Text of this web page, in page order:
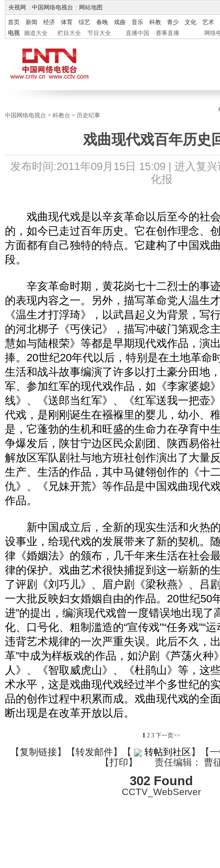
央视网 中国网络电视台 网站地图
首页 新闻 经济 体育 综艺 春晚 戏曲 音乐 科教 青少 文化
艺术
电视
频道大全 栏目大全 节目大全 直播中国 赛事直播 网络
中国网络电视台 > 科教台 > 历史纪事
戏曲现代戏百年历史
发布时间:2011年09月15日 15:09 | 进入复兴
化报
戏曲现代戏是以辛亥革命以后至今的社
的，如今已走过百年历史。它在创作理念、
方面都有自己独特的特点。它建构了中国戏
段。
辛亥革命时期，黄花岗七十二烈士的事
的表现内容之一。另外，描写革命党人温生
《温生才打浮琦》，以武昌起义为背景，写
的河北梆子《丐侠记》，描写冲破门第观念
慧如与陆根荣》等都是早期现代戏作品，演
捧。20世纪20年代以后，特别是在土地革命
生活和战斗故事编演了许多以打土豪分田地
军、参加红军的现代戏作品，如《李家婆媳
线》、《送郎当红军》、《红军送我一把壶
代戏，是刚刚诞生在襁褓里的婴儿，幼小、
是，它蓬勃的生机和旺盛的生命力在孕育中
争爆发后，陕甘宁边区民众剧团、陕西易俗
解放区军队剧社与地方班社创作演出了大量
生产、生活的作品，其中马健翎创作的《十
仇》、《兄妹开荒》等作品是中国戏曲现代
作品。
新中国成立后，全新的现实生活和火热
设事业，给现代戏的发展带来了新的契机。
律《婚姻法》的颁布，几千年来生活在社会
律的保护。戏曲艺术很快捕捉到这一崭新的
了评剧《刘巧儿》、眉户剧《梁秋燕》、吕
一大批反映妇女婚姻自由的作品。20世纪50
进”的提出，编演现代戏曾一度错误地出现了
化、口号化、粗制滥造的“宣传戏”“任务戏”“
违背艺术规律的一次严重失误。此后不久，
革”中成为样板戏的作品，如沪剧《芦荡火种
人》、《智取威虎山》、《杜鹃山》等，这
术水平，这是戏曲现代戏经过半个多世纪的
品的创作过程中积累而成。戏曲现代戏的全
断出现是在改革开放以后。
1 2 3 下一页>>
【复制链接】【转发邮件】 【 转帖到社区】【
【打印】 责任编辑： 曹
302 Found
CCTV_WebServer